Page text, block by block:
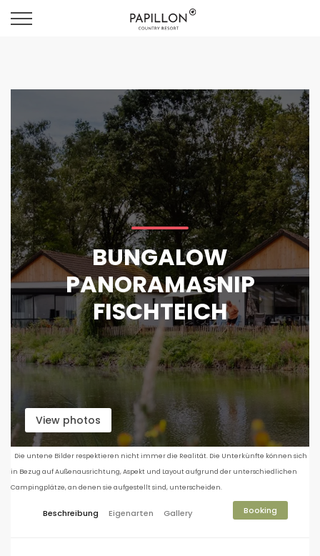
BUNGALOW
PANORAMASNIP
FISCHTEICH
View photos
Die untene Bilder respektieren nicht immer die Realität. Die Unterkünfte können sich
in Bezug auf Außenausrichtung, Aspekt und Layout aufgrund der unterschiedlichen
Campingplätze, an denen sie aufgestellt sind, unterscheiden.
Beschreibung Eigenarten Gallery Booking